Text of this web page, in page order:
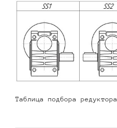
Таблица подбора редуктора